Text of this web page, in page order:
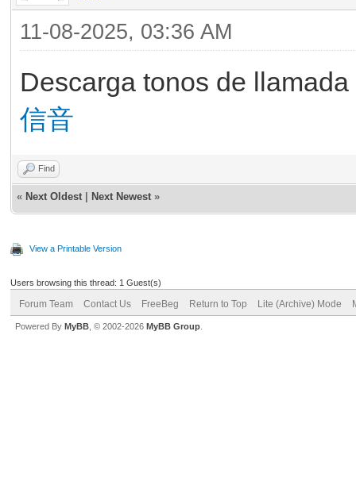
11-08-2025, 03:36 AM
Descarga tonos de
信音
Find
« Next Oldest Next Newest »
View a Printable Version
Users browsing this thread: 1 Guest(s)
Forum Team Contact Us FreeBeg Return to Top Lite (Archive) Mode
Powered By MyBB , © 2002-2026 MyBB Group